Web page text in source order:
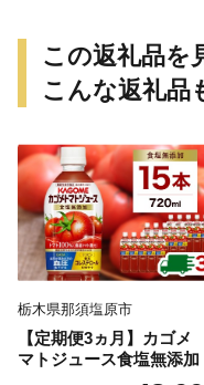
この返礼品を
こんな返礼品
栃木県那須塩原市
【定期便3ヵ月】カゴメ
マトジュース食塩無添
0ml PET×15本 1ケース